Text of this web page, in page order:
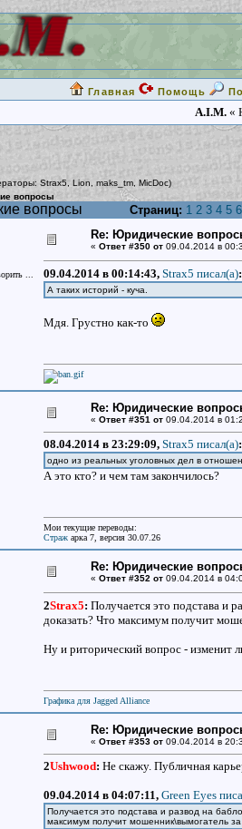
Главная Помощь
A.I.M.«
Strax5 Lion maks_tm, MicDoc)
вопросы
вопросы Страниц: 1 2 3 4 5 6
...
Re: Юридические
« Ответ #350 от09.04.2014 в
09.04.2014 в 00:14:43, Strax5 писал(a):
А таких историй - куча.
Мдя. Грустно как-то
Re: Юридические
« Ответ #351 от09.04.2014 в
08.04.2014 в 23:29:09, Strax5 писал(a):
одно из реальных уголовных дел в
А это кто? и чем там закончилось?
Мои текущие переводы:
Стражарка 7, версия 30.07.26
Re: Юридические
« Ответ #352 от09.04.2014 в
2Strax5: Получается это подстава и
доказать? Что максимум получит
Ну и риторический вопрос - изменит
Графика для Jagged Alliance
Re: Юридические
« Ответ #353 от09.04.2014 в
2Ushwood: Не скажу. Публичная
09.04.2014 в 04:07:11, Green Eyes
Получается это подстава и развод на
максимум получит мошенник\вымогатель за